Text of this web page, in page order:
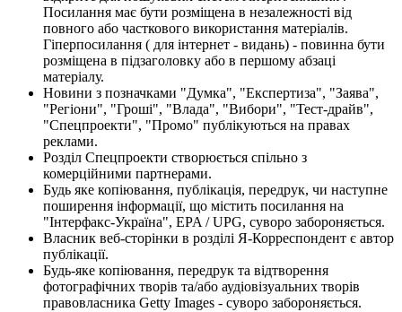
Посилання має бути розміщена в незалежності від
повного або часткового використання матеріалів.
Гіперпосилання ( для інтернет - видань) - повинна бути
розміщена в підзаголовку або в першому абзаці
матеріалу.
Новини з позначками "Думка", "Експертиза", "Заява",
"Регіони", "Гроші", "Влада", "Вибори", "Тест-драйв",
"Спецпроекти", "Промо" публікуються на правах
реклами.
Розділ Спецпроекти створюється спільно з
комерційними партнерами.
Будь яке копіювання, публікація, передрук, чи наступне
поширення інформації, що містить посилання на
"Інтерфакс-Україна", EPA / UPG, суворо забороняється.
Власник веб-сторінки в розділі Я-Корреспондент є автор
публікації.
Будь-яке копіювання, передрук та відтворення
фотографічних творів та/або аудіовізуальних творів
правовласника Getty Images - суворо забороняється.